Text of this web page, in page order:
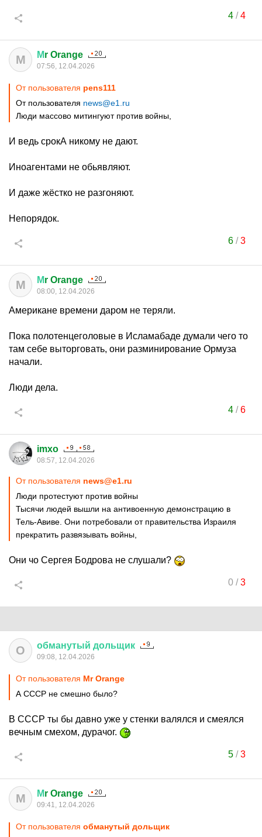
4/4
М Мr Orange
07:56, 12.04.2026
От пользователя pens111
От пользователя news@e1.ru
Люди массово митингуют против войны,
И ведь срокА никому не дают.
Иноагентами не обьявляют.
И даже жёстко не разгоняют.
Непорядок.
6/3
М Мr Orange
08:00, 12.04.2026
Американе времени даром не теряли.
Пока полотенцеголовые в Исламабаде думали чего то
там себе выторговать, они разминирование Ормуза
начали.
Люди дела.
4/6
imxo
08:57, 12.04.2026
От пользователя news@e1.ru
Люди протестуют против войны
Тысячи людей вышли на антивоенную демонстрацию в
Тель-Авиве. Они потребовали от правительства Израиля
прекратить развязывать войны,
Они чо Сергея Бодрова не слушали?
0/3
О обманутый дольщик
09:08, 12.04.2026
От пользователя Мr Orange
А СССР не смешно было?
В СССР ты бы давно уже у стенки валялся и смеялся
вечным смехом, дурачог.
5/3
М Мr Orange
09:41, 12.04.2026
От пользователя обманутый дольщик